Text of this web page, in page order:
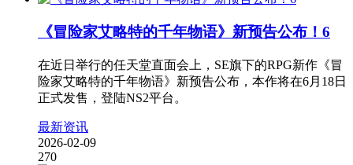
《冒险家艾略特的千年物语》新预告公布！6
在近日举行的任天堂直面会上，SE旗下的RPG新作《冒
险家艾略特的千年物语》新预告公布，本作将在6月18日
正式发售，登陆NS2平台。
最新资讯
2026-02-09
270